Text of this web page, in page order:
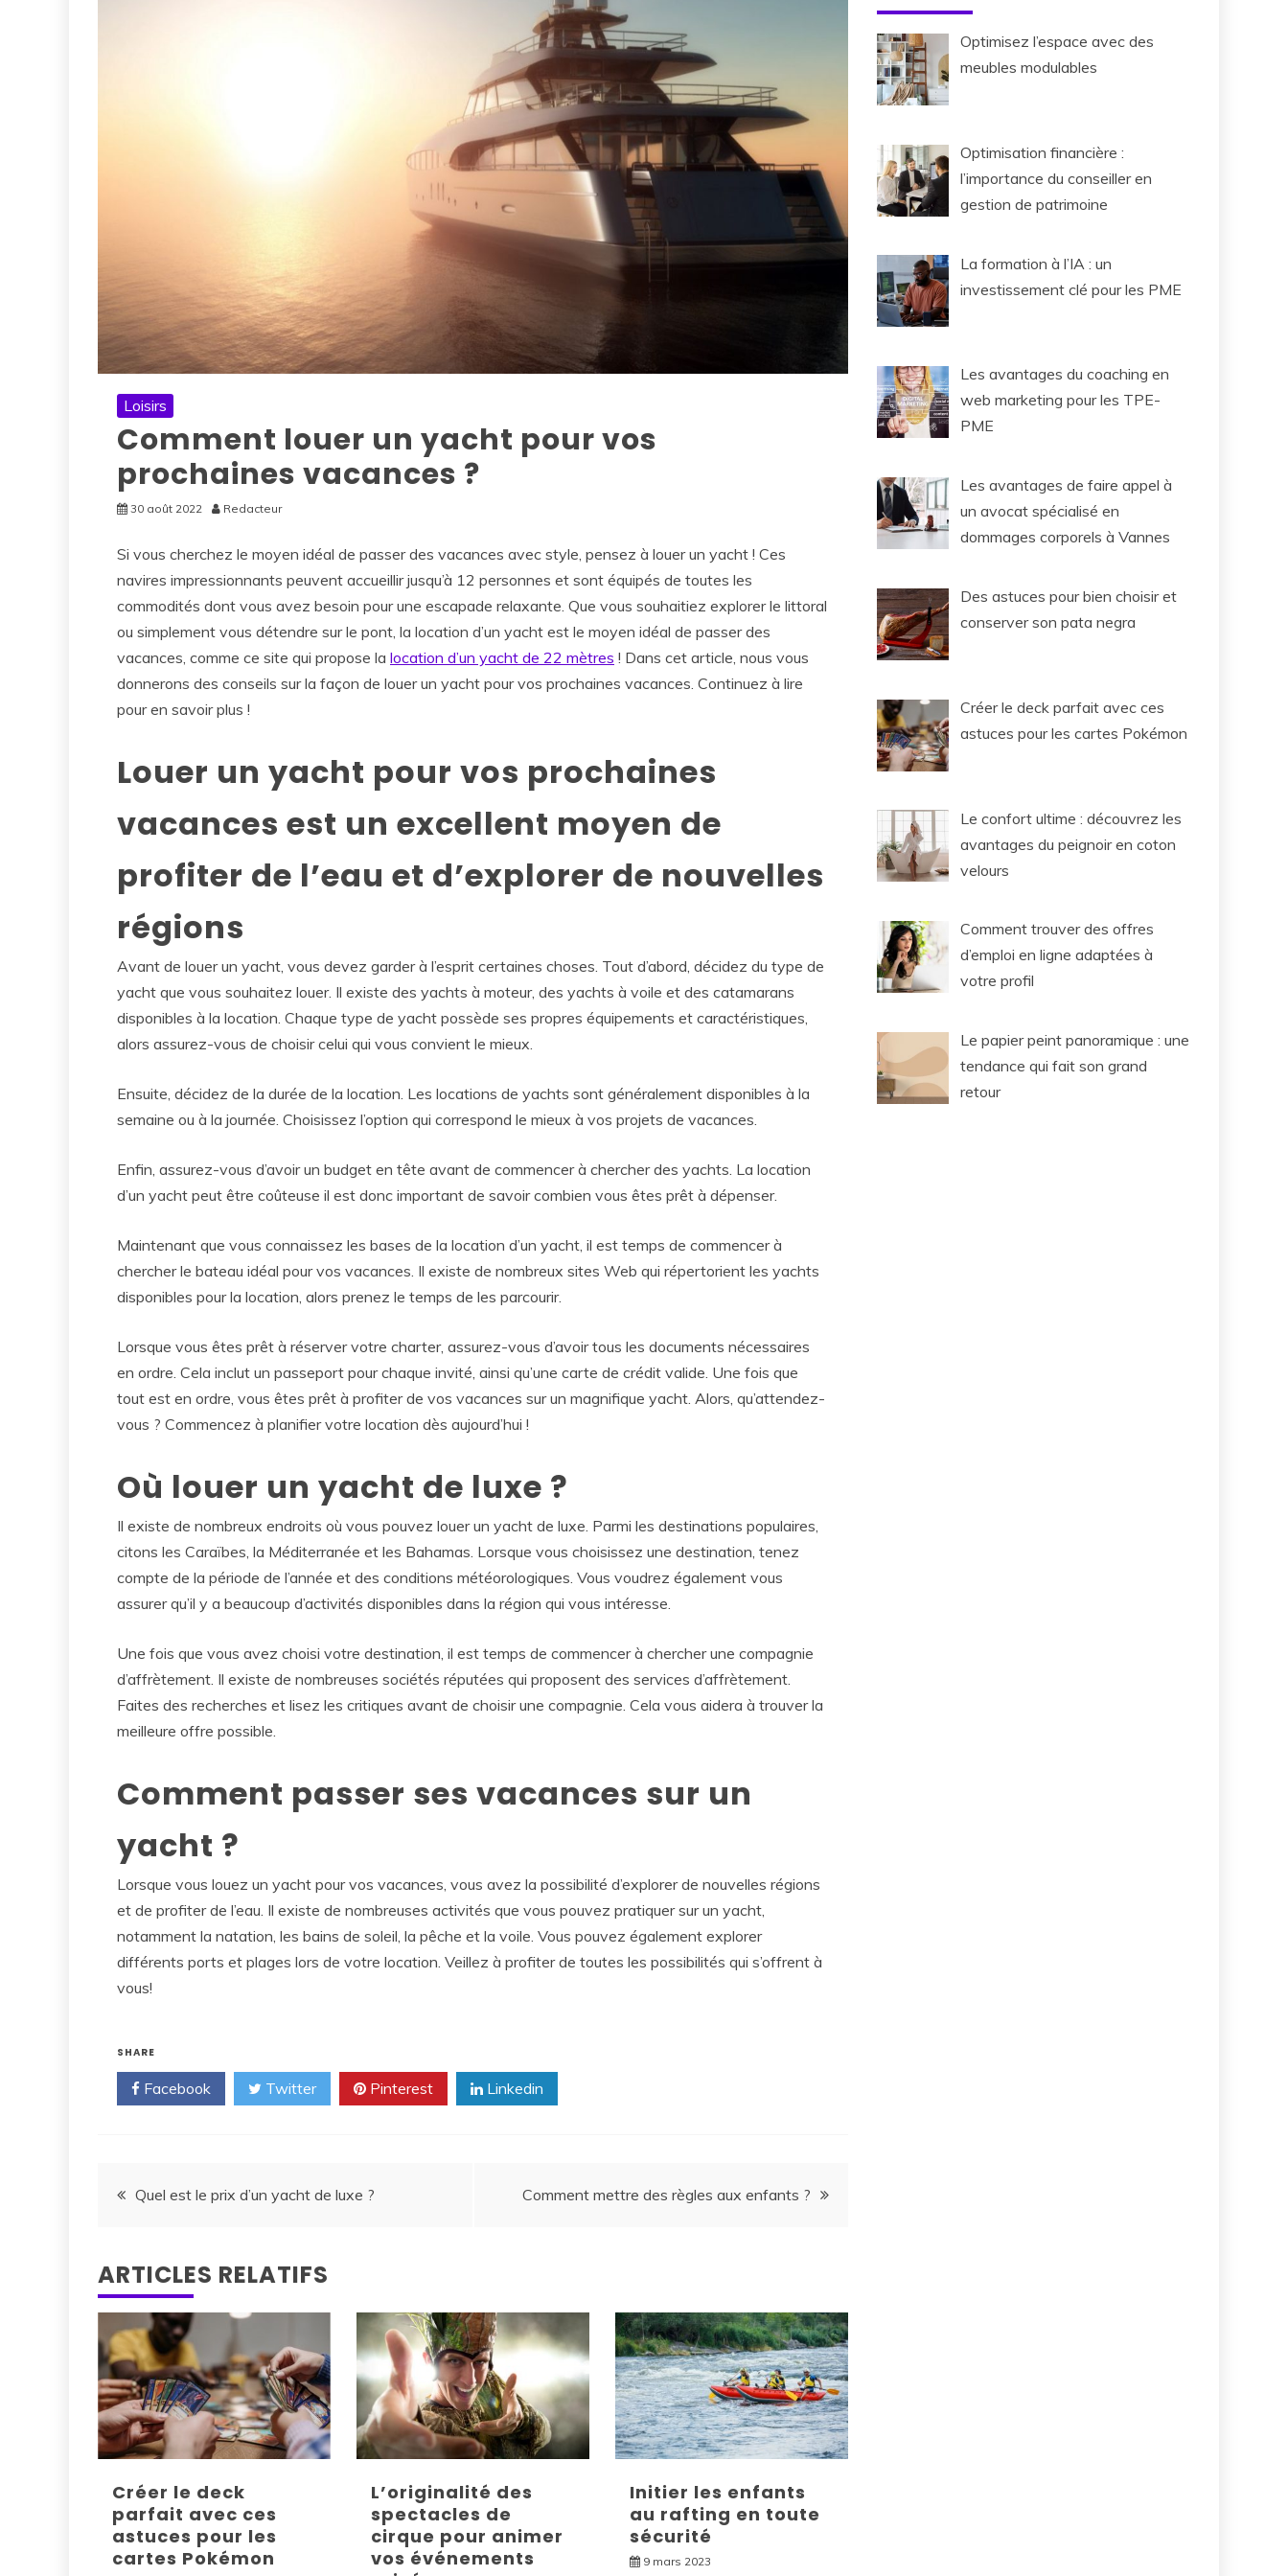
Loisirs
Comment louer un yacht pour vos
prochaines vacances ?
30 août 2022 Redacteur
Si vous cherchez le moyen idéal de passer des vacances avec style, pensez à louer un yacht ! Ces
navires impressionnants peuvent accueillir jusqu’à 12 personnes et sont équipés de toutes les
commodités dont vous avez besoin pour une escapade relaxante. Que vous souhaitiez explorer le littoral
ou simplement vous détendre sur le pont, la location d’un yacht est le moyen idéal de passer des
vacances, comme ce site qui propose la location d’un yacht de 22 mètres ! Dans cet article, nous vous
donnerons des conseils sur la façon de louer un yacht pour vos prochaines vacances. Continuez à lire
pour en savoir plus !
Louer un yacht pour vos prochaines
vacances est un excellent moyen de
profiter de l’eau et d’explorer de nouvelles
régions
Avant de louer un yacht, vous devez garder à l’esprit certaines choses. Tout d’abord, décidez du type de
yacht que vous souhaitez louer. Il existe des yachts à moteur, des yachts à voile et des catamarans
disponibles à la location. Chaque type de yacht possède ses propres équipements et caractéristiques,
alors assurez-vous de choisir celui qui vous convient le mieux.
Ensuite, décidez de la durée de la location. Les locations de yachts sont généralement disponibles à la
semaine ou à la journée. Choisissez l’option qui correspond le mieux à vos projets de vacances.
Enfin, assurez-vous d’avoir un budget en tête avant de commencer à chercher des yachts. La location
d’un yacht peut être coûteuse il est donc important de savoir combien vous êtes prêt à dépenser.
Maintenant que vous connaissez les bases de la location d’un yacht, il est temps de commencer à
chercher le bateau idéal pour vos vacances. Il existe de nombreux sites Web qui répertorient les yachts
disponibles pour la location, alors prenez le temps de les parcourir.
Lorsque vous êtes prêt à réserver votre charter, assurez-vous d’avoir tous les documents nécessaires
en ordre. Cela inclut un passeport pour chaque invité, ainsi qu’une carte de crédit valide. Une fois que
tout est en ordre, vous êtes prêt à profiter de vos vacances sur un magnifique yacht. Alors, qu’attendez-
vous ? Commencez à planifier votre location dès aujourd’hui !
Où louer un yacht de luxe ?
Il existe de nombreux endroits où vous pouvez louer un yacht de luxe. Parmi les destinations populaires,
citons les Caraïbes, la Méditerranée et les Bahamas. Lorsque vous choisissez une destination, tenez
compte de la période de l’année et des conditions météorologiques. Vous voudrez également vous
assurer qu’il y a beaucoup d’activités disponibles dans la région qui vous intéresse.
Une fois que vous avez choisi votre destination, il est temps de commencer à chercher une compagnie
d’affrètement. Il existe de nombreuses sociétés réputées qui proposent des services d’affrètement.
Faites des recherches et lisez les critiques avant de choisir une compagnie. Cela vous aidera à trouver la
meilleure offre possible.
Comment passer ses vacances sur un
yacht ?
Lorsque vous louez un yacht pour vos vacances, vous avez la possibilité d’explorer de nouvelles régions
et de profiter de l’eau. Il existe de nombreuses activités que vous pouvez pratiquer sur un yacht,
notamment la natation, les bains de soleil, la pêche et la voile. Vous pouvez également explorer
différents ports et plages lors de votre location. Veillez à profiter de toutes les possibilités qui s’offrent à
vous!
SHARE
Facebook Twitter Pinterest Linkedin
Navigation
l’article
Quel est le prix d’un yacht de luxe ? Comment mettre des règles aux enfants ?
ARTICLES RELATIFS
Créer le deck
parfait avec ces
astuces pour les
cartes Pokémon
L’originalité des
spectacles de
cirque pour animer
vos événements
Initier les enfants
au rafting en toute
sécurité
9 mars 2023
Optimisez l’espace avec des
meubles modulables
Optimisation financière :
l’importance du conseiller en
gestion de patrimoine
La formation à l’IA : un
investissement clé pour les PME
Les avantages du coaching en
web marketing pour les TPE-
PME
Les avantages de faire appel à
un avocat spécialisé en
dommages corporels à Vannes
Des astuces pour bien choisir et
conserver son pata negra
Créer le deck parfait avec ces
astuces pour les cartes Pokémon
Le confort ultime : découvrez les
avantages du peignoir en coton
velours
Comment trouver des offres
d’emploi en ligne adaptées à
votre profil
Le papier peint panoramique : une
tendance qui fait son grand
retour